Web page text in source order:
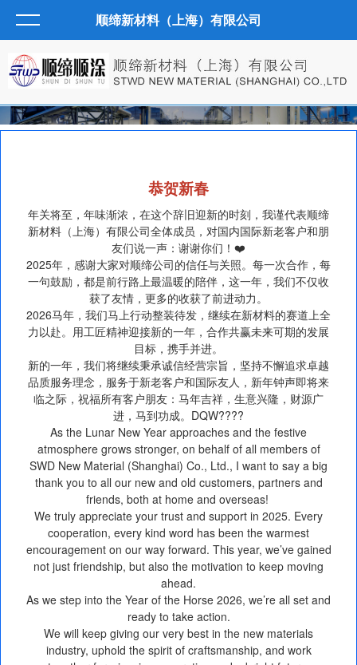
顺缔新材料（上海）有限公司
恭贺新春
年关将至，年味渐浓，在这个辞旧迎新的时刻，我谨代表顺缔
新材料（上海）有限公司全体成员，对国内国际新老客户和朋
友们说一声：谢谢你们！❤️
2025年，感谢大家对顺缔公司的信任与关照。每一次合作，每
一句鼓励，都是前行路上最温暖的陪伴，这一年，我们不仅收
获了友情，更多的收获了前进动力。
2026马年，我们马上行动整装待发，继续在新材料的赛道上全
力以赴。用工匠精神迎接新的一年，合作共赢未来可期的发展
目标，携手并进。
新的一年，我们将继续秉承诚信经营宗旨，坚持不懈追求卓越
品质服务理念，服务于新老客户和国际友人，新年钟声即将来
临之际，祝福所有客户朋友：马年吉祥，生意兴隆，财源广
进，马到功成。DQW????
As the Lunar New Year approaches and the festive
atmosphere grows stronger, on behalf of all members of
SWD New Material (Shanghai) Co., Ltd., I want to say a big
thank you to all our new and old customers, partners and
friends, both at home and overseas!
We truly appreciate your trust and support in 2025. Every
cooperation, every kind word has been the warmest
encouragement on our way forward. This year, we’ve gained
not just friendship, but also the motivation to keep moving
ahead.
As we step into the Year of the Horse 2026, we’re all set and
ready to take action.
We will keep giving our very best in the new materials
industry, uphold the spirit of craftsmanship, and work